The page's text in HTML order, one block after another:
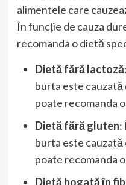
alimentele care
În funcție de cauza
recomanda o dietă
Dietă fără lactoză
burta este cauzată
poate recomanda
Dietă fără gluten:
burta este cauzată
poate recomanda
Dietă bogată în